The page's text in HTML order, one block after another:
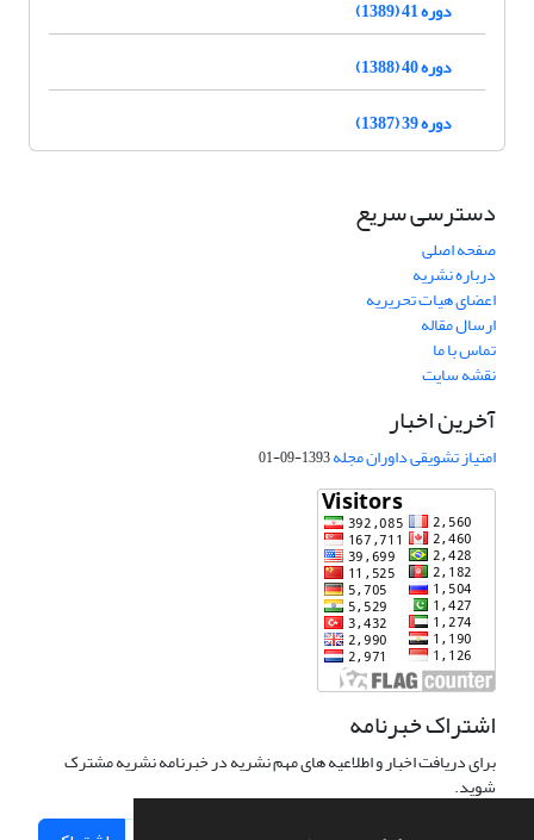
دوره 41 (1389)
دوره 40 (1388)
دوره 39 (1387)
دسترسی سریع
صفحه اصلی
درباره نشریه
اعضای هیات تحریریه
ارسال مقاله
تماس با ما
نقشه سایت
آخرین اخبار
امتیاز تشویقی داوران مجله1393-09-01
اشتراک خبرنامه
برای دریافت اخبار و اطلاعیه های مهم نشریه در خبرنامه نشریه مشترک
شوید.